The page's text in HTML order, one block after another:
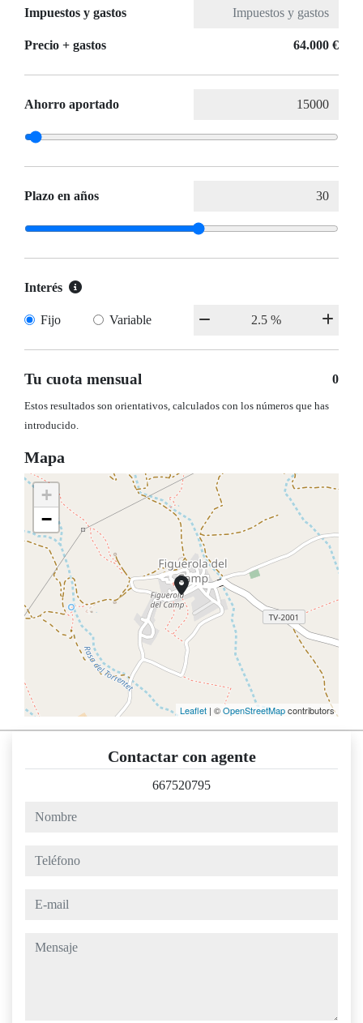
Impuestos y gastos
Precio + gastos 64.000 €
Ahorro aportado
Plazo en años
Interés
Fijo Variable
Tu cuota mensual 0
Estos resultados son orientativos, calculados con los números que has
introducido.
Mapa
+
−
Leaflet | ©OpenStreetMapcontributors
Contactar con agente
667520795
nombre
teléfono
e-mail
mensaje